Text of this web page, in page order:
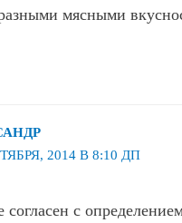
мясными
2014 В 8:10 ДП
согласен с